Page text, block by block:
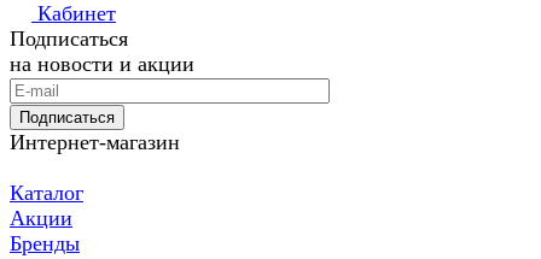
Кабинет
Подписаться
на новости и акции
Подписаться
Интернет-магазин
Каталог
Акции
Бренды